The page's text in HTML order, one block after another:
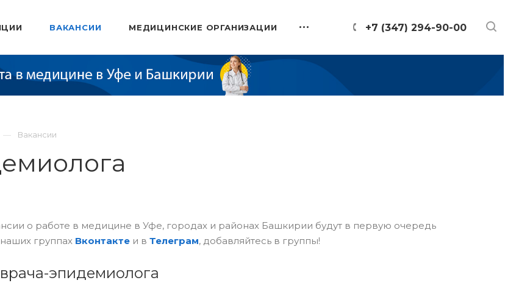
+7 (347) 294-90-00
ВАКАНСИИ МЕДИЦИНСКИЕ ОРГАНИЗАЦИИ
Вакансии
о работе в медицине в Уфе, городах и районах Башкирии будут в первую очередь
группах Вконтактеи в Телеграм, добавляйтесь в группы!
эпидемиолога